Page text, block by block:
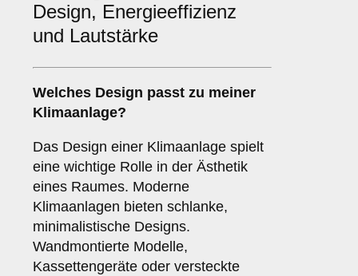
Design, Energieeffizienz
und Lautstärke
Welches Design passt zu meiner
Klimaanlage?
Das Design einer Klimaanlage spielt
eine wichtige Rolle in der Ästhetik
eines Raumes. Moderne
Klimaanlagen bieten schlanke,
minimalistische Designs.
Wandmontierte Modelle,
Kassettengeräte oder versteckte